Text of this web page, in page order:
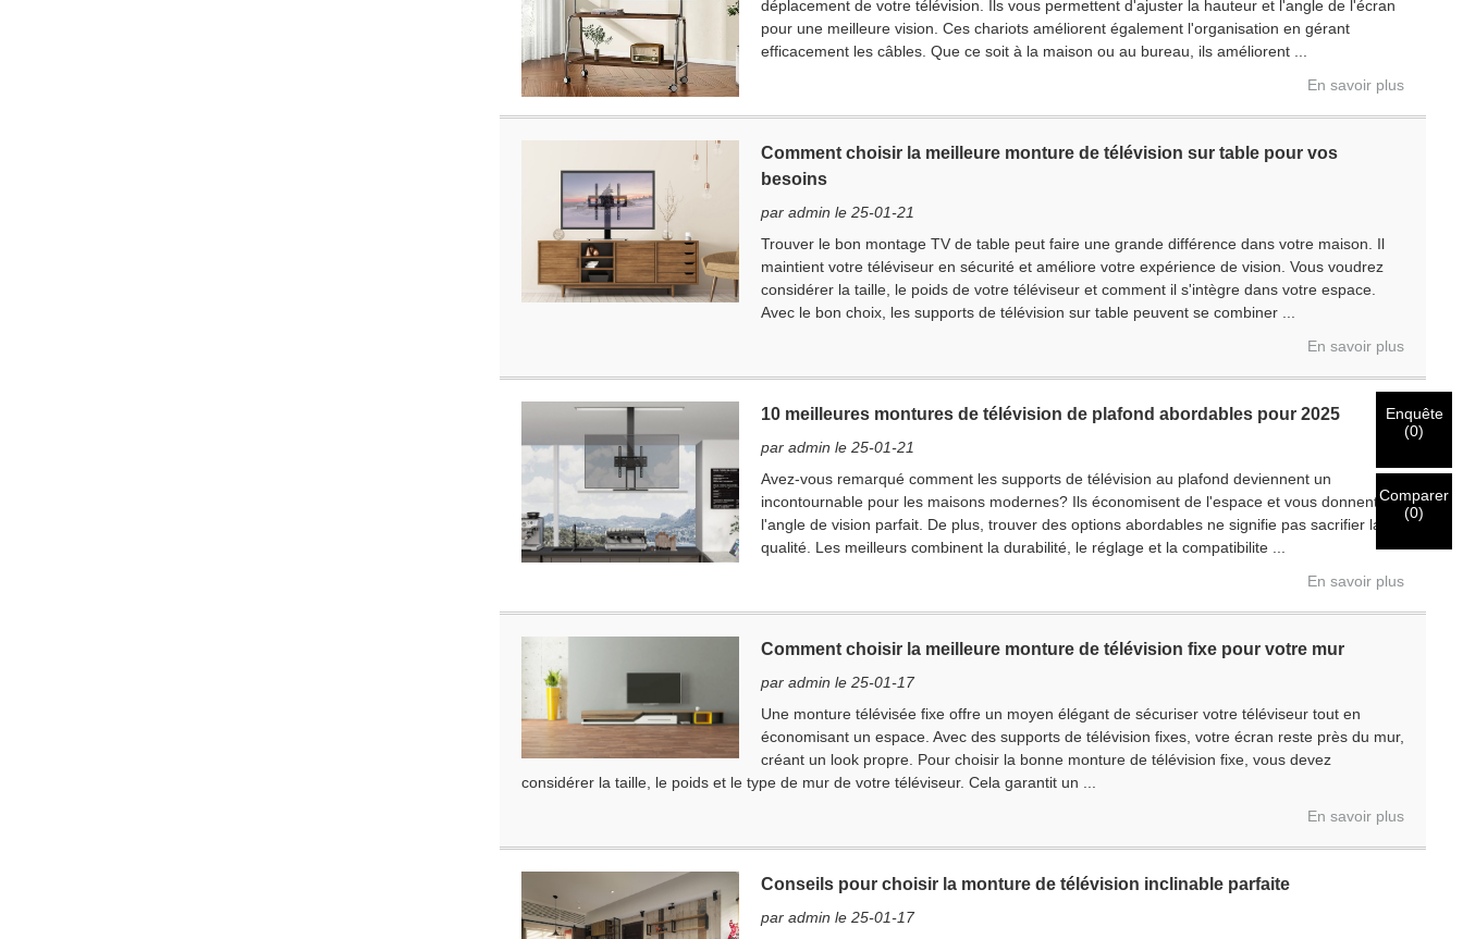
déplacement de votre télévision. Ils vous permettent d'ajuster la hauteur et l'angle de l'écran
pour une meilleure vision. Ces chariots améliorent également l'organisation en gérant
efficacement les câbles. Que ce soit à la maison ou au bureau, ils améliorent ...
En savoir plus
Comment choisir la meilleure monture de télévision sur table pour vos
besoins
par admin le 25-01-21
Trouver le bon montage TV de table peut faire une grande différence dans votre maison. Il
maintient votre téléviseur en sécurité et améliore votre expérience de vision. Vous voudrez
considérer la taille, le poids de votre téléviseur et comment il s'intègre dans votre espace.
Avec le bon choix, les supports de télévision sur table peuvent se combiner ...
En savoir plus
10 meilleures montures de télévision de plafond abordables pour 2025
par admin le 25-01-21
Avez-vous remarqué comment les supports de télévision au plafond deviennent un
incontournable pour les maisons modernes? Ils économisent de l'espace et vous donnent
l'angle de vision parfait. De plus, trouver des options abordables ne signifie pas sacrifier la
qualité. Les meilleurs combinent la durabilité, le réglage et la compatibilite ...
En savoir plus
Comment choisir la meilleure monture de télévision fixe pour votre mur
par admin le 25-01-17
Une monture télévisée fixe offre un moyen élégant de sécuriser votre téléviseur tout en
économisant un espace. Avec des supports de télévision fixes, votre écran reste près du mur,
créant un look propre. Pour choisir la bonne monture de télévision fixe, vous devez
considérer la taille, le poids et le type de mur de votre téléviseur. Cela garantit un ...
En savoir plus
Conseils pour choisir la monture de télévision inclinable parfaite
par admin le 25-01-17
×
Choisissez votre propre identité
Nouveau visiteur
×
Vérifiez votre identité
Avant de soumettre s'il vous plaît Vérifiez toutL'information
Des informations incorrectes entraîneront la
défaillance des matériaux envoyés.
Remonter Soumettre
Nous avons reçu votre demande etVÉRIFIERVotre soumis
Informations pour l'authentification et l'autorisation. Une fois le
L'identification est vérifiée, vous recevrez une notification par e-
mail.
Enquête
(0)
Comparer
(0)